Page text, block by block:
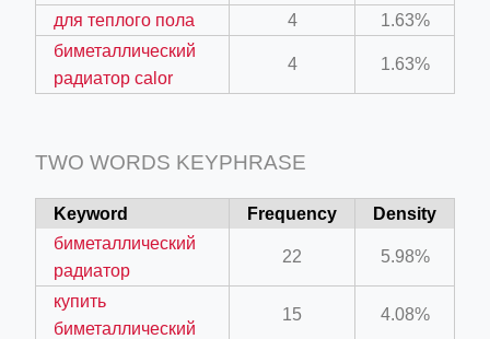
для теплого пола 4
1.63%
биметаллический
радиатор calor
4 1.63%
TWO WORDS KEYPHRASE
Keyword Frequency
Density
биметаллический
радиатор
22 5.98%
купить
биметаллический
15 4.08%